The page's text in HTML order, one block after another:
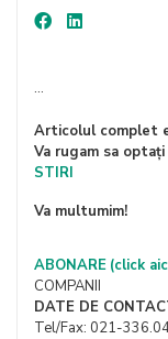
...
Articolul complet
Va rugam sa
STIRI
Va multumim!
ABONARE (click
COMPANII
DATE DE
Tel/Fax: 021-